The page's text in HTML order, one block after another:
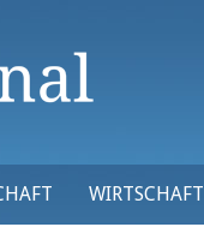
WIRTSCHAFT